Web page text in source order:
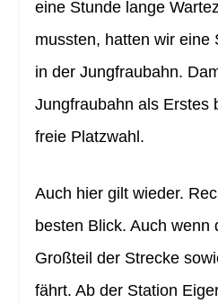
eine Stunde lange
mussten, hatten wir eine
in der Jungfraubahn.
Jungfraubahn als Erstes
freie Platzwahl.
Auch hier gilt wieder.
besten Blick. Auch wenn
Großteil der Strecke
fährt. Ab der Station